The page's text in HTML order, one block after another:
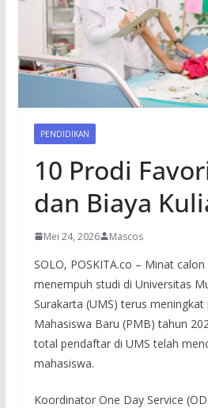
PENDIDIKAN
10 Prodi
dan Biaya
Mei 24, 2026 Mascos
SOLO, POSKITA.co – Minat
menempuh studi di Universitas
Surakarta (UMS) terus
Mahasiswa Baru (PMB) tahun
total pendaftar di UMS telah
mahasiswa.
Koordinator One Day Service